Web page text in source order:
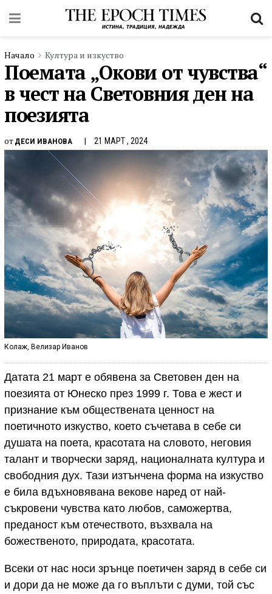
Начало Култура и изкуство
Поемата „Окови от чувства“
в чест на Световния ден на
поезията
от ДЕСИ ИВАНОВА 21 МАРТ , 2024
Колаж, Велизар Иванов
Датата 21 март е обявена за Световен ден на
поезията от Юнеско през 1999 г. Това е жест и
признание към обществената ценност на
поетичното изкуство, което съчетава в себе си
душата на поета, красотата на словото, неговия
талант и творчески заряд, националната култура и
свободния дух. Тази изтънчена форма на изкуство
е била вдъхновявана векове наред от най-
съкровени чувства като любов, саможертва,
преданост към отечеството, възхвала на
божественото, природата, красотата.
Всеки от нас носи зрънце поетичен заряд в себе си
и дори да не може да го въплъти с думи, той със